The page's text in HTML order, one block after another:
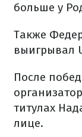
больше у
Также
выигрывал
После
титулах
лице.